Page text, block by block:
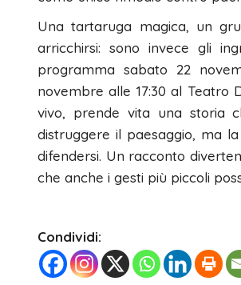
Una tartaruga magica, un
arricchirsi: sono invece gli
programma sabato 22
novembre alle 17:30 al Teatro
vivo, prende vita una storia
distruggere il paesaggio, ma
difendersi. Un racconto
che anche i gesti più piccoli
Condividi: